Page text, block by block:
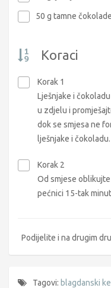
50 g tamne čokolade
Koraci
Korak 1
Lješnjake i
u zdjelu i
dok se smjesa ne
lješnjake i čokoladu.
Korak 2
Od smjese
pećnici 15-tak
Podijelite i na drugim
Tagovi: blagdanski